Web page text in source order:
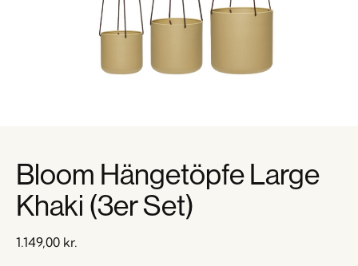
Bloom Hängetöpfe Large
Khaki (3er Set)
1.149,00 kr.